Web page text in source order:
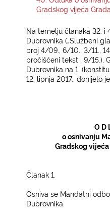
Gradskog vijeća
Na temelju članaka 32. i
Dubrovnika („Službeni
broj 4/09., 6/10., 3/11.,
pročišćeni tekst i 9/15.),
Dubrovnika na 1.
12. lipnja 2017., donijelo je ­
O D
o osnivanju
Gradskog
Članak 1.­
Osniva se Mandatni
Dubrovnika.­